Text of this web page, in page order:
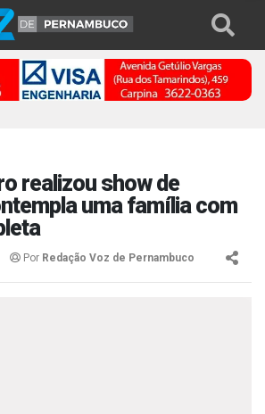
realizou show de
uma família com
Por Redação Voz de Pernambuco